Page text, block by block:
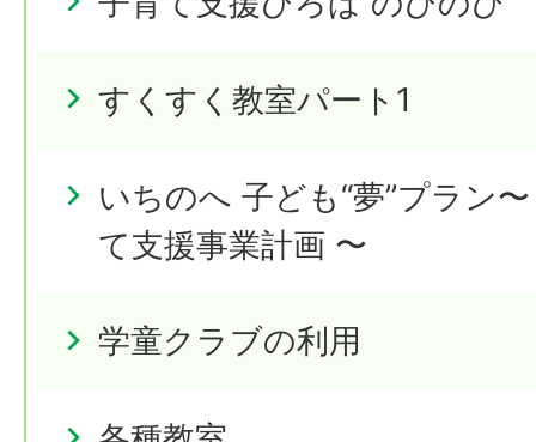
すくすく教室パート1
いちのへ 子ども“夢”プラン
て支援事業計画 〜
学童クラブの利用